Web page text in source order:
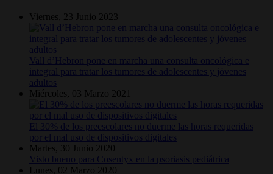
Viernes, 23 Junio 2023
Vall d’Hebron pone en marcha una consulta oncológica e
integral para tratar los tumores de adolescentes y jóvenes
adultos
Miércoles, 03 Marzo 2021
El 30% de los preescolares no duerme las horas requeridas
por el mal uso de dispositivos digitales
Martes, 30 Junio 2020
Visto bueno para Cosentyx en la psoriasis pediátrica
Lunes, 02 Marzo 2020